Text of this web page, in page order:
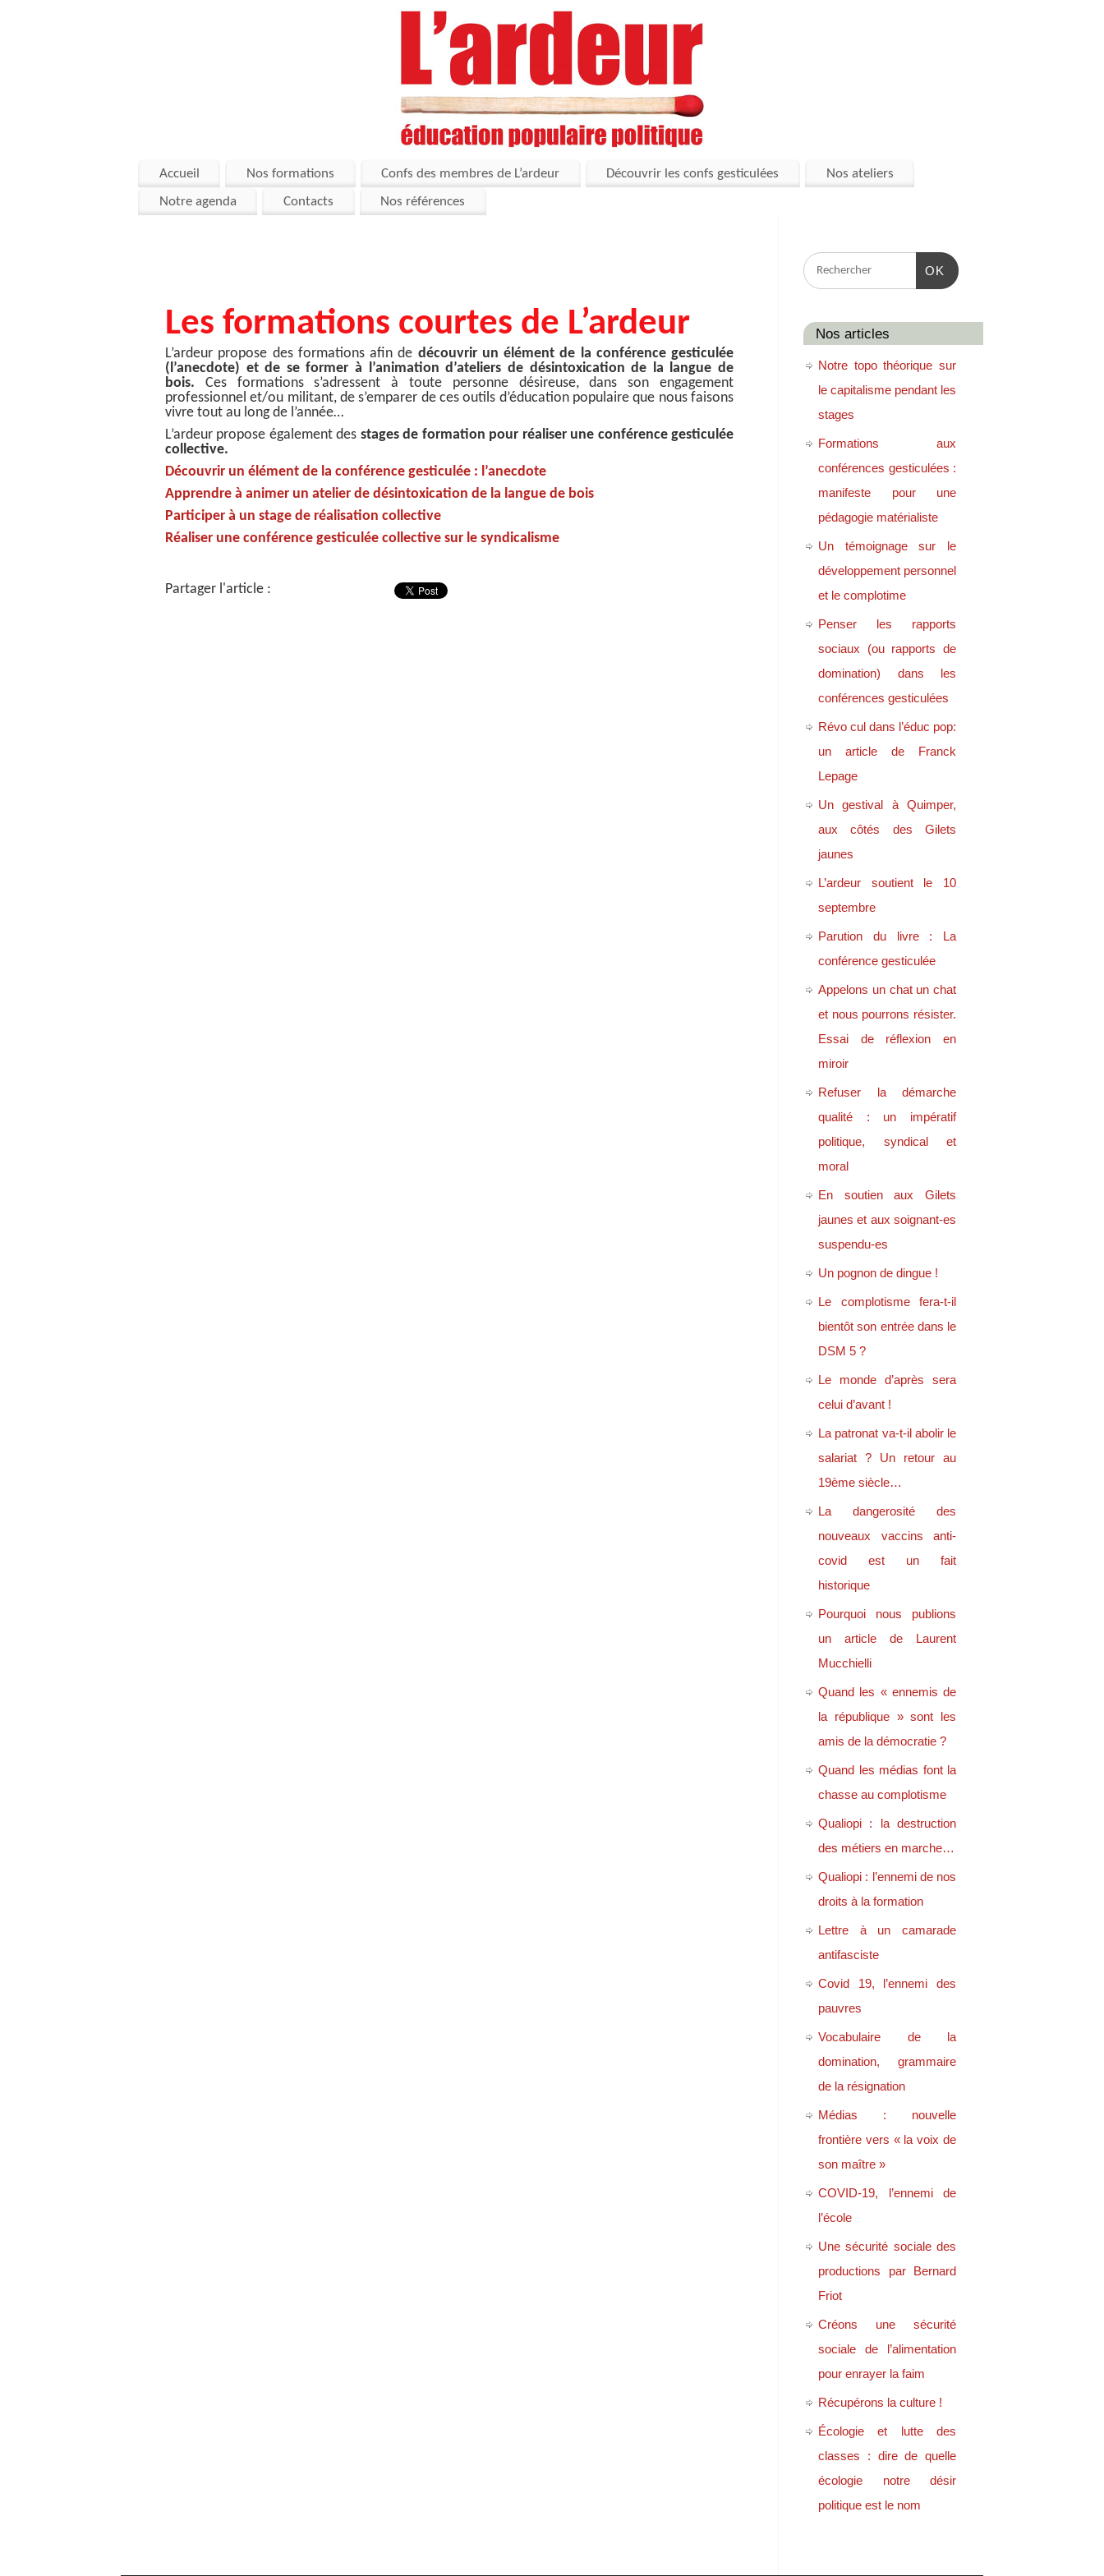
Accueil Nos formations Confs des membres de L’ardeur Découvrir les confs gesticulées Nos ateliers
Notre agenda Contacts Nos références
Les formations courtes de L’ardeur
L’ardeur propose des formations afin de découvrir un élément de la conférence gesticulée
(l’anecdote) et de se former à l’animation d’ateliers de désintoxication de la langue de
bois. Ces formations s’adressent à toute personne désireuse, dans son engagement
professionnel et/ou militant, de s’emparer de ces outils d’éducation populaire que nous faisons
vivre tout au long de l’année…
L’ardeur propose également des stages de formation pour réaliser une conférence gesticulée
collective.
Découvrir un élément de la conférence gesticulée : l’anecdote
Apprendre à animer un atelier de désintoxication de la langue de bois
Participer à un stage de réalisation collective
Réaliser une conférence gesticulée collective sur le syndicalisme
Partager l'article :
OK
Nos articles
Notre topo théorique sur
le capitalisme pendant les
stages
Formations aux
conférences gesticulées :
manifeste pour une
pédagogie matérialiste
Un témoignage sur le
développement personnel
et le complotime
Penser les rapports
sociaux (ou rapports de
domination) dans les
conférences gesticulées
Révo cul dans l’éduc pop:
un article de Franck
Lepage
Un gestival à Quimper,
aux côtés des Gilets
jaunes
L’ardeur soutient le 10
septembre
Parution du livre : La
conférence gesticulée
Appelons un chat un chat
et nous pourrons résister.
Essai de réflexion en
miroir
Refuser la démarche
qualité : un impératif
politique, syndical et
moral
En soutien aux Gilets
jaunes et aux soignant-es
suspendu-es
Un pognon de dingue !
Le complotisme fera-t-il
bientôt son entrée dans le
DSM 5 ?
Le monde d’après sera
celui d’avant !
La patronat va-t-il abolir le
salariat ? Un retour au
19ème siècle…
La dangerosité des
nouveaux vaccins anti-
covid est un fait
historique
Pourquoi nous publions
un article de Laurent
Mucchielli
Quand les « ennemis de
la république » sont les
amis de la démocratie ?
Quand les médias font la
chasse au complotisme
Qualiopi : la destruction
des métiers en marche…
Qualiopi : l’ennemi de nos
droits à la formation
Lettre à un camarade
antifasciste
Covid 19, l’ennemi des
pauvres
Vocabulaire de la
domination, grammaire
de la résignation
Médias : nouvelle
frontière vers « la voix de
son maître »
COVID-19, l’ennemi de
l’école
Une sécurité sociale des
productions par Bernard
Friot
Créons une sécurité
sociale de l’alimentation
pour enrayer la faim
Récupérons la culture !
Écologie et lutte des
classes : dire de quelle
écologie notre désir
politique est le nom